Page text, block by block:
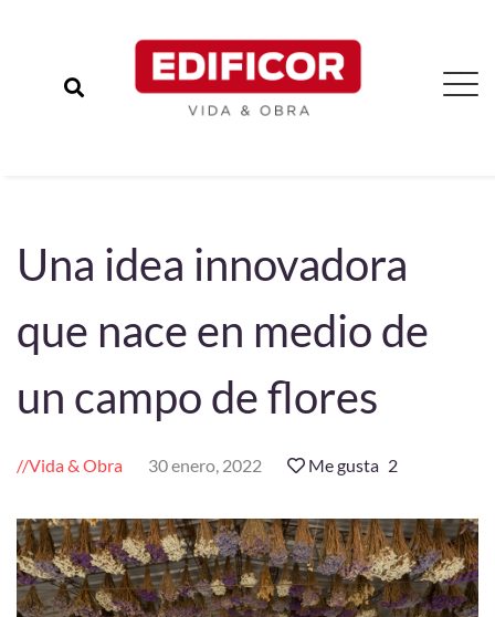
Una idea innovadora
que nace en medio de
un campo de flores
Vida & Obra 30 enero, 2022 Me gusta 2